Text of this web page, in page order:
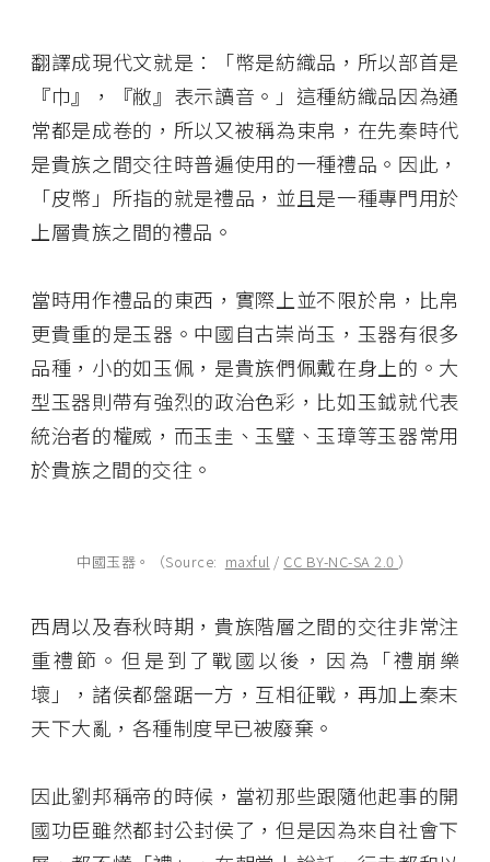
翻譯成現代文就是：「幣是紡織品，所以部首是
『巾』，『敝』表示讀音。」這種紡織品因為通
常都是成卷的，所以又被稱為束帛，在先秦時代
是貴族之間交往時普遍使用的一種禮品。因此，
「皮幣」所指的就是禮品，並且是一種專門用於
上層貴族之間的禮品。
當時用作禮品的東西，實際上並不限於帛，比帛
更貴重的是玉器。中國自古崇尚玉，玉器有很多
品種，小的如玉佩，是貴族們佩戴在身上的。大
型玉器則帶有強烈的政治色彩，比如玉鉞就代表
統治者的權威，而玉圭、玉璧、玉璋等玉器常用
於貴族之間的交往。
中國玉器。（Source: maxful / CC BY-NC-SA 2.0）
西周以及春秋時期，貴族階層之間的交往非常注
重禮節。但是到了戰國以後，因為「禮崩樂
壞」，諸侯都盤踞一方，互相征戰，再加上秦末
天下大亂，各種制度早已被廢棄。
因此劉邦稱帝的時候，當初那些跟隨他起事的開
國功臣雖然都封公封侯了，但是因為來自社會下